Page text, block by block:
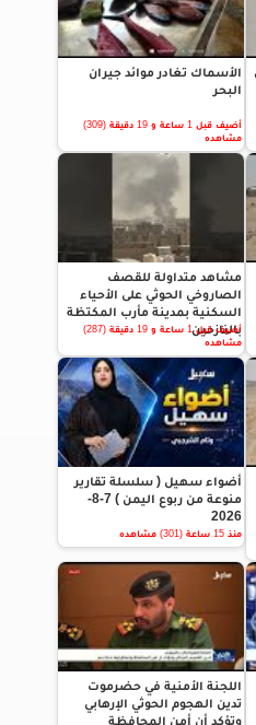
الأسماك تغادر موائد جيران
البحر
أضيف قبل 1 ساعة و 19 دقيقة (309)
مشاهده
مشاهد متداولة للقصف
الصاروخي الحوثي على الأحياء
السكنية بمدينة مأرب المكتظة
بالنازحين
أضيف قبل 1 ساعة و 19 دقيقة (287)
مشاهده
أضواء سهيل ( سلسلة تقارير
منوعة من ربوع اليمن ) 7-8-
2026
منذ 15 ساعة (301) مشاهده
اللجنة الأمنية في حضرموت
تدين الهجوم الحوثي الإرهابي
وتؤكد أن أمن المحافظة